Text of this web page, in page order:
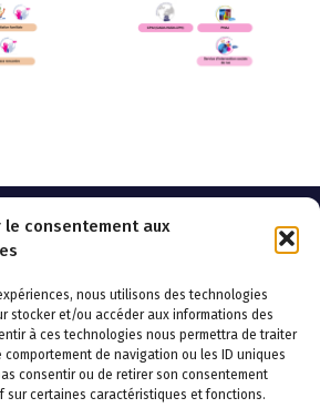
le consentement aux
nous utilisons des technologies
stocker et/ou accéder aux informations des
à ces technologies nous permettra de traiter
de navigation ou les ID uniques
consentir ou de retirer son consentement
sur certaines caractéristiques et fonctions.
AHSSEA
BP 20119 – 70002 VESOUL CEDEX
Tél :03.84.97.14.50
Fax : 03.84.97.14.51